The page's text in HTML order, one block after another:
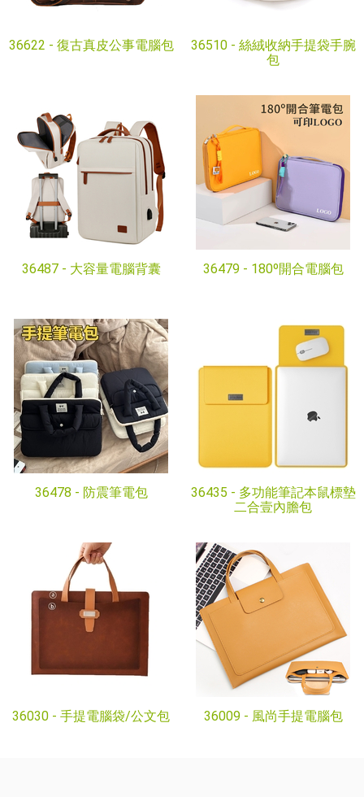
36622 - 復古真皮公事電腦包 36510 - 絲絨收納手提袋手腕
包
36487 - 大容量電腦背囊 36479 - 180º開合電腦包
36478 - 防震筆電包 36435 - 多功能筆記本鼠標墊
二合壹內膽包
36030 - 手提電腦袋/公文包 36009 - 風尚手提電腦包